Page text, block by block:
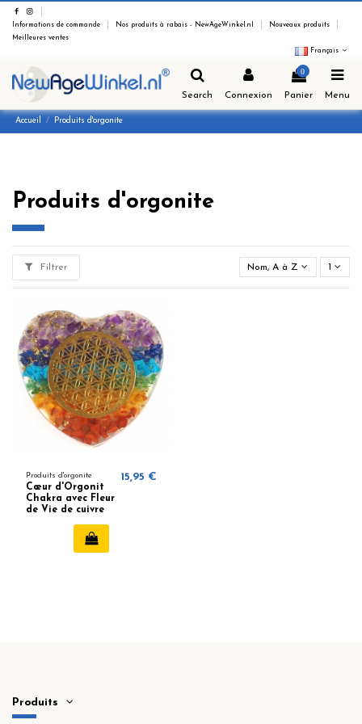
Informations de commande Nos produits à rabais - NewAgeWinkel.nl
Nouveaux produits
Meilleures ventes
Français
Search Connexion
0
Panier Menu
Accueil Produits d'orgonite
Produits d'orgonite
Filtrer Nom, A à Z 1
Produits d'orgonite
Cœur d'Orgonit
Chakra avec Fleur
de Vie de cuivre
15,95 €
Produits